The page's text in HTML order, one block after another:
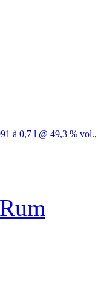
à 0,7 l @ 49,3 %